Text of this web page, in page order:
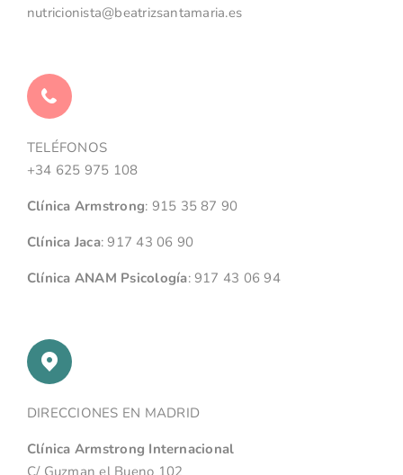
nutricionista@beatrizsantamaria.es
TELÉFONOS
+34 625 975 108
Clínica Armstrong: 915 35 87 90
Clínica Jaca: 917 43 06 90
Clínica ANAM Psicología: 917 43 06 94
DIRECCIONES EN MADRID
Clínica Armstrong Internacional
C/ Guzman el Bueno 102